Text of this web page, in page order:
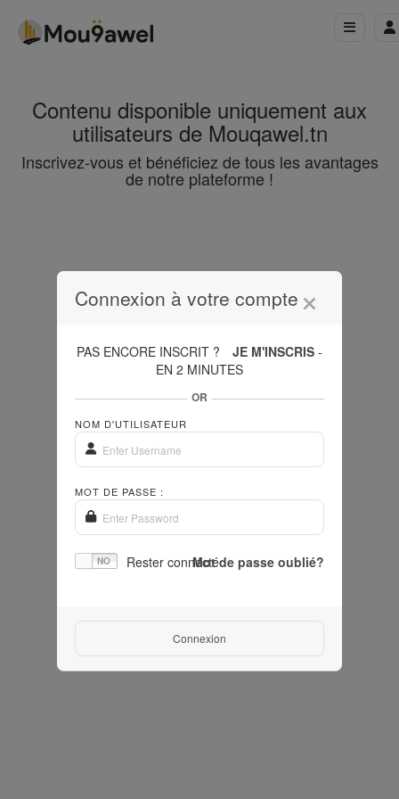
Contenu disponible uniquement aux
utilisateurs de Mouqawel.tn
Inscrivez-vous et bénéficiez de tous les avantages
de notre plateforme !
Connexion à votre compte
PAS ENCORE INSCRIT ? JE M'INSCRIS -
EN 2 MINUTES
OR
NOM D'UTILISATEUR
MOT DE PASSE :
Rester connectéMot de passe oublié?
Connexion